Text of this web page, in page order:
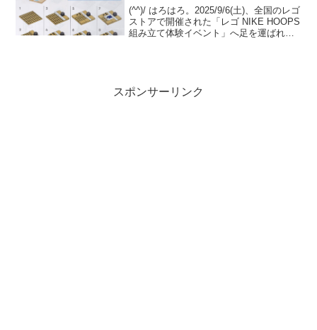
(^^)/ はろはろ。2025/9/6(土)、全国のレゴ
ストアで開催された「レゴ NIKE HOOPS
組み立て体験イベント」へ足を運ばれた
スポンサーリンク